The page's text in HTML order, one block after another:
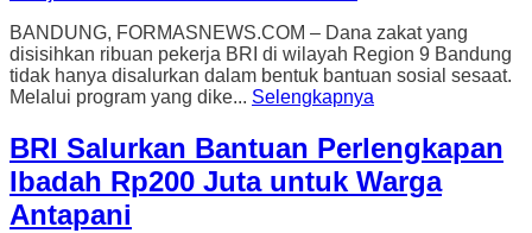
BANDUNG, FORMASNEWS.COM – Dana zakat yang
disisihkan ribuan pekerja BRI di wilayah Region 9 Bandung
tidak hanya disalurkan dalam bentuk bantuan sosial sesaat.
Melalui program yang dike... Selengkapnya
BRI Salurkan Bantuan Perlengkapan
Ibadah Rp200 Juta untuk Warga
Antapani